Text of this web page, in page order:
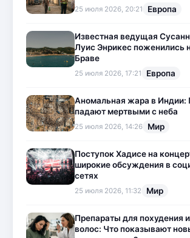
25 июля 2026, 20:21 Европа
Известная ведущая
Луис Энрикес поженились
Браве
25 июля 2026, 17:21 Европа
Аномальная жара в Индии:
падают мертвыми с неба
25 июля 2026, 14:26 Мир
Поступок Хадисе на
широкие обсуждения в
сетях
25 июля 2026, 11:32 Мир
Препараты для похудения
волос: Что показывают